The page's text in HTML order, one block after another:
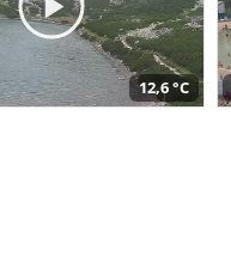
12,6 °C